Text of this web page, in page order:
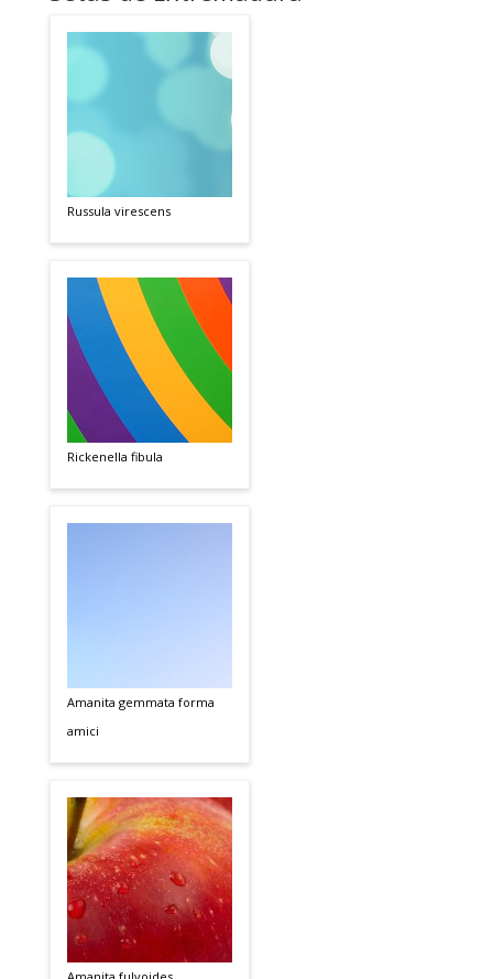
Russula virescens
Rickenella fibula
Amanita gemmata forma
amici